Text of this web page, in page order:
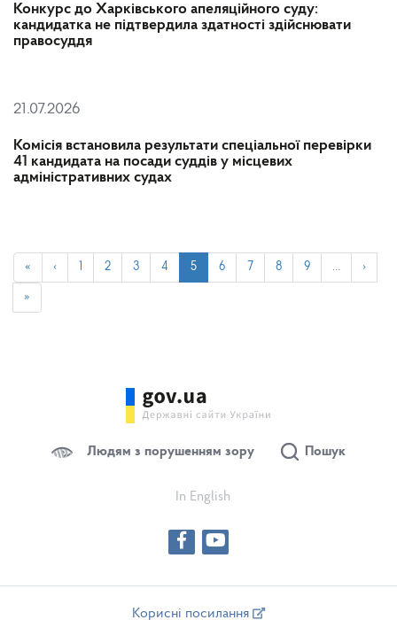
Конкурс до Харківського апеляційного суду:
кандидатка не підтвердила здатності здійснювати
правосуддя
21.07.2026
Комісія встановила результати спеціальної перевірки
41 кандидата на посади суддів у місцевих
адміністративних судах
« ‹ 1 2 3 4 5 6 7 8 9 … ›
»
Людям з порушенням зору Пошук
In English
Корисні посилання